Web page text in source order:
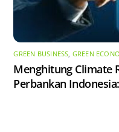
GREEN BUSINESS, GREEN
Menghitung Climate
Perbankan